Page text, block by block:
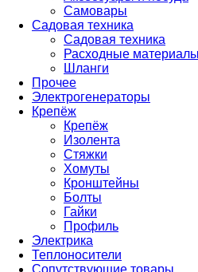
Самовары
Садовая техника
Садовая техника
Расходные материалы
Шланги
Прочее
Электрогенераторы
Крепёж
Крепёж
Изолента
Стяжки
Хомуты
Кронштейны
Болты
Гайки
Профиль
Электрика
Теплоносители